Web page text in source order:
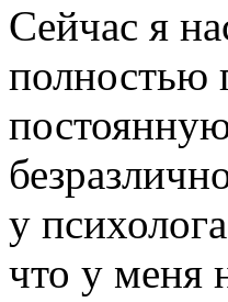
Сейчас я
полностью
у
что у меня